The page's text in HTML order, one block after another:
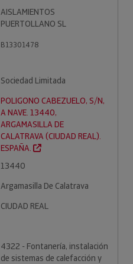
AISLAMIENTOS
PUERTOLLANO SL
B13301478
Sociedad Limitada
POLIGONO CABEZUELO, S/N,
A NAVE. 13440,
ARGAMASILLA DE
CALATRAVA (CIUDAD REAL).
ESPAÑA.
13440
Argamasilla De Calatrava
CIUDAD REAL
4322 - Fontanería, instalación
de sistemas de calefacción y